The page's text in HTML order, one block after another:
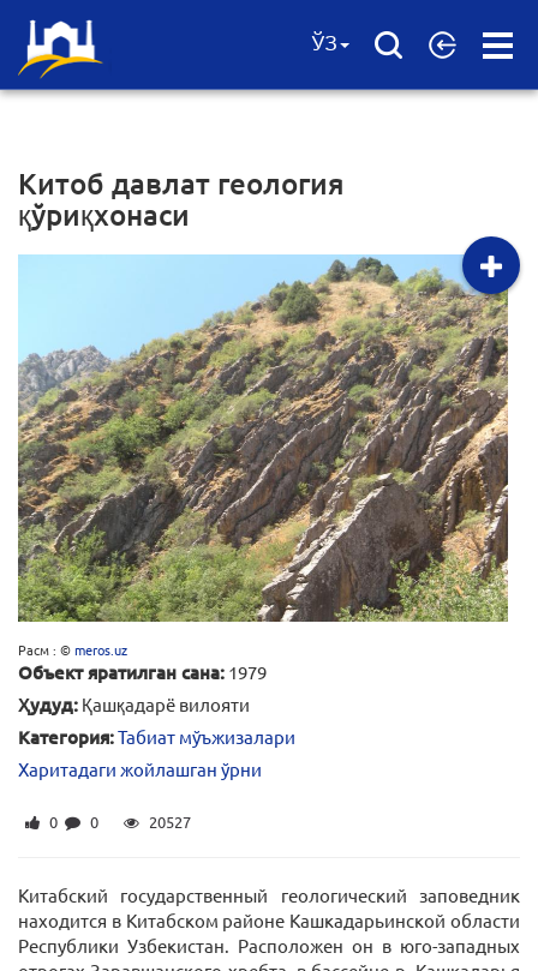
Open
ЎЗ
Китоб давлат геология
қўриқхонаси
Расм : ©meros.uz
Объект яратилган сана: 1979
Ҳудуд: Қашқадарё вилояти
Категория:Табиат мўъжизалари
Харитадаги жойлашган ўрни
0 0 20527
Китабский государственный геологический заповедник
находится в Китабском районе Кашкадарьинской области
Республики Узбекистан. Расположен он в юго-западных